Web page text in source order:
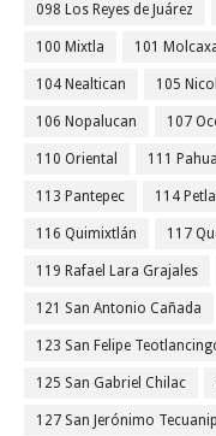
098 Los Reyes de Juárez
100 Mixtla 101
104 Nealtican 105
106 Nopalucan 107
110 Oriental 111
113 Pantepec 114
116 Quimixtlán 117
119 Rafael Lara Grajales
121 San Antonio Cañada
123 San Felipe
125 San Gabriel Chilac
127 San Jerónimo